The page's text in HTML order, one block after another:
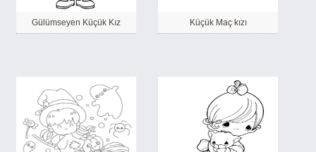
Gülümseyen Küçük Kız Küçük Maç kızı